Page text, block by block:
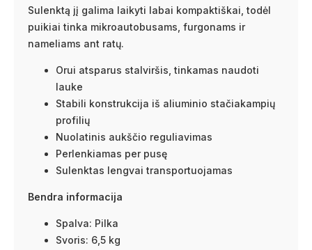
Sulenktą jį galima laikyti labai kompaktiškai, todėl
puikiai tinka mikroautobusams, furgonams ir
nameliams ant ratų.
Orui atsparus stalviršis, tinkamas naudoti
lauke
Stabili konstrukcija iš aliuminio stačiakampių
profilių
Nuolatinis aukščio reguliavimas
Perlenkiamas per pusę
Sulenktas lengvai transportuojamas
Bendra informacija
Spalva: Pilka
Svoris: 6,5 kg